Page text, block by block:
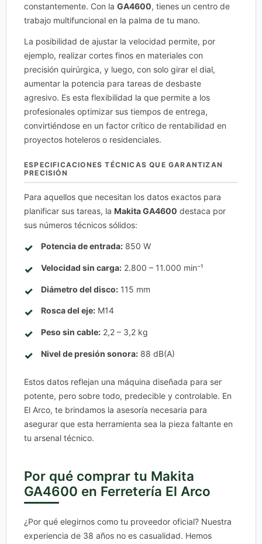
constantemente. Con la GA4600, tienes un centro de
trabajo multifuncional en la palma de tu mano.
La posibilidad de ajustar la velocidad permite, por
ejemplo, realizar cortes finos en materiales con
precisión quirúrgica, y luego, con solo girar el dial,
aumentar la potencia para tareas de desbaste
agresivo. Es esta flexibilidad la que permite a los
profesionales optimizar sus tiempos de entrega,
convirtiéndose en un factor crítico de rentabilidad en
proyectos hoteleros o residenciales.
ESPECIFICACIONES TÉCNICAS QUE GARANTIZAN
PRECISIÓN
Para aquellos que necesitan los datos exactos para
planificar sus tareas, la Makita GA4600 destaca por
sus números técnicos sólidos:
Potencia de entrada:850 W
Velocidad sin carga:2.800 – 11.000 min⁻¹
Diámetro del disco:115 mm
Rosca del eje:M14
Peso sin cable:2,2 – 3,2 kg
Nivel de presión sonora:88 dB(A)
Estos datos reflejan una máquina diseñada para ser
potente, pero sobre todo, predecible y controlable. En
El Arco, te brindamos la asesoría necesaria para
asegurar que esta herramienta sea la pieza faltante en
tu arsenal técnico.
Por qué comprar tu Makita
GA4600 en Ferretería El Arco
¿Por qué elegirnos como tu proveedor oficial? Nuestra
experiencia de 38 años no es casualidad. Hemos